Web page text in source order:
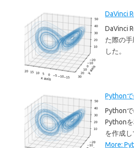
DaVinci
DaVinci
た際の
した。
Python
Python
Python
を作成
More: